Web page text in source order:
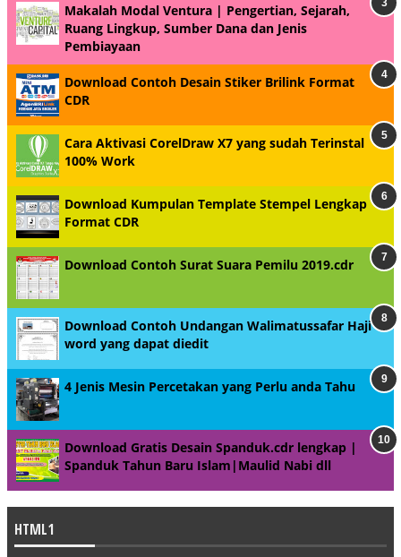
Makalah Modal Ventura | Pengertian, Sejarah,
Ruang Lingkup, Sumber Dana dan Jenis
Pembiayaan
Download Contoh Desain Stiker Brilink Format
CDR
Cara Aktivasi CorelDraw X7 yang sudah Terinstal
100% Work
Download Kumpulan Template Stempel Lengkap
Format CDR
Download Contoh Surat Suara Pemilu 2019.cdr
Download Contoh Undangan Walimatussafar Haji
word yang dapat diedit
4 Jenis Mesin Percetakan yang Perlu anda Tahu
Download Gratis Desain Spanduk.cdr lengkap |
Spanduk Tahun Baru Islam|Maulid Nabi dll
HTML1